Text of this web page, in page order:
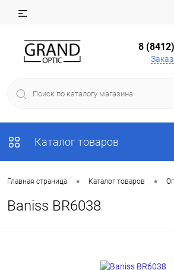
8
Каталог товаров
Главная страница • Каталог товаров •
Baniss BR6038